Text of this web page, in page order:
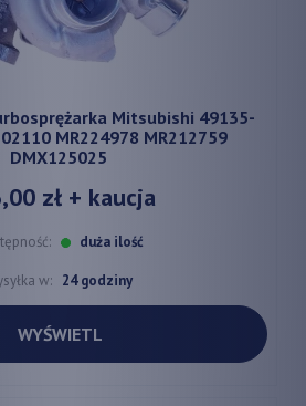
Mitsubishi 49135-
MR224978 MR212759
DMX125025
zł+ kaucja
duża ilość
w: 24 godziny
WYŚWIETL